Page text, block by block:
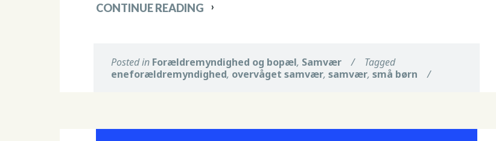
CONTINUE READING
Posted in Forældremyndighed og bopæl, Samvær /
Tagged
eneforældremyndighed, overvåget samvær, samvær, små børn /